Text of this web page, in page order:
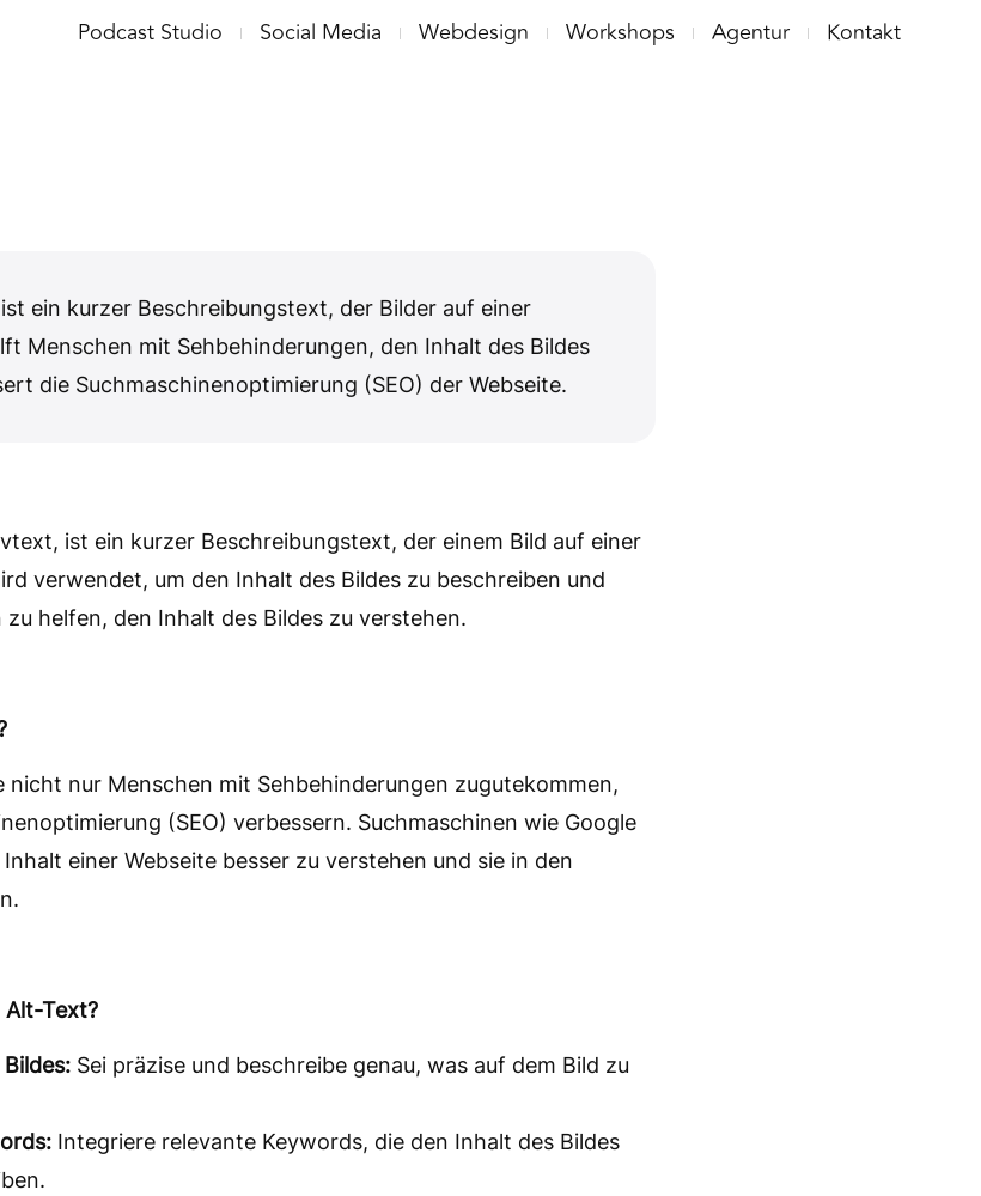
Podcast Studio Social Media Webdesign Workshops Agentur Kontakt
ein kurzer Beschreibungstext, der Bilder auf einer
Menschen mit Sehbehinderungen, den Inhalt des Bildes
die Suchmaschinenoptimierung (SEO) der Webseite.
ist ein kurzer Beschreibungstext, der einem Bild auf einer
verwendet, um den Inhalt des Bildes zu beschreiben und
helfen, den Inhalt des Bildes zu verstehen.
nur Menschen mit Sehbehinderungen zugutekommen,
(SEO) verbessern. Suchmaschinen wie Google
einer Webseite besser zu verstehen und sie in den
Alt-Text?
Sei präzise und beschreibe genau, was auf dem Bild zu
Integriere relevante Keywords, die den Inhalt des Bildes